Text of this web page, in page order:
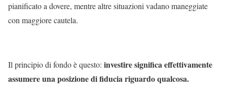
pianificato a dovere, mentre altre situazioni vadano maneggiate
con maggiore cautela.
Il principio di fondo è questo: investire significa effettivamente
assumere una posizione di fiducia riguardo qualcosa.